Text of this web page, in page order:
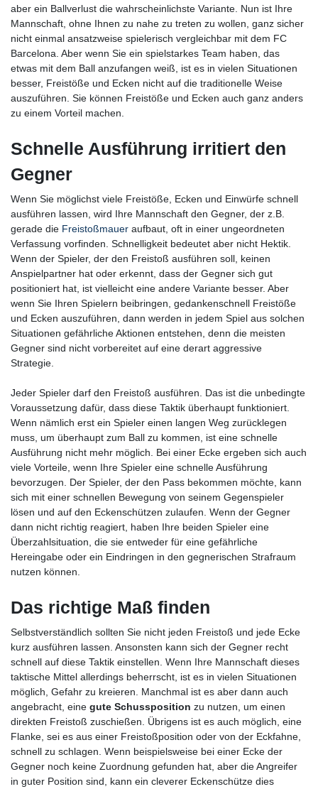
aber ein Ballverlust die wahrscheinlichste Variante. Nun ist Ihre
Mannschaft, ohne Ihnen zu nahe zu treten zu wollen, ganz sicher
nicht einmal ansatzweise spielerisch vergleichbar mit dem FC
Barcelona. Aber wenn Sie ein spielstarkes Team haben, das
etwas mit dem Ball anzufangen weiß, ist es in vielen Situationen
besser, Freistöße und Ecken nicht auf die traditionelle Weise
auszuführen. Sie können Freistöße und Ecken auch ganz anders
zu einem Vorteil machen.
Schnelle Ausführung irritiert den
Gegner
Wenn Sie möglichst viele Freistöße, Ecken und Einwürfe schnell
ausführen lassen, wird Ihre Mannschaft den Gegner, der z.B.
gerade die Freistoßmauer aufbaut, oft in einer ungeordneten
Verfassung vorfinden. Schnelligkeit bedeutet aber nicht Hektik.
Wenn der Spieler, der den Freistoß ausführen soll, keinen
Anspielpartner hat oder erkennt, dass der Gegner sich gut
positioniert hat, ist vielleicht eine andere Variante besser. Aber
wenn Sie Ihren Spielern beibringen, gedankenschnell Freistöße
und Ecken auszuführen, dann werden in jedem Spiel aus solchen
Situationen gefährliche Aktionen entstehen, denn die meisten
Gegner sind nicht vorbereitet auf eine derart aggressive
Strategie.
Jeder Spieler darf den Freistoß ausführen. Das ist die unbedingte
Voraussetzung dafür, dass diese Taktik überhaupt funktioniert.
Wenn nämlich erst ein Spieler einen langen Weg zurücklegen
muss, um überhaupt zum Ball zu kommen, ist eine schnelle
Ausführung nicht mehr möglich. Bei einer Ecke ergeben sich auch
viele Vorteile, wenn Ihre Spieler eine schnelle Ausführung
bevorzugen. Der Spieler, der den Pass bekommen möchte, kann
sich mit einer schnellen Bewegung von seinem Gegenspieler
lösen und auf den Eckenschützen zulaufen. Wenn der Gegner
dann nicht richtig reagiert, haben Ihre beiden Spieler eine
Überzahlsituation, die sie entweder für eine gefährliche
Hereingabe oder ein Eindringen in den gegnerischen Strafraum
nutzen können.
Das richtige Maß finden
Selbstverständlich sollten Sie nicht jeden Freistoß und jede Ecke
kurz ausführen lassen. Ansonsten kann sich der Gegner recht
schnell auf diese Taktik einstellen. Wenn Ihre Mannschaft dieses
taktische Mittel allerdings beherrscht, ist es in vielen Situationen
möglich, Gefahr zu kreieren. Manchmal ist es aber dann auch
angebracht, eine gute Schussposition zu nutzen, um einen
direkten Freistoß zuschießen. Übrigens ist es auch möglich, eine
Flanke, sei es aus einer Freistoßposition oder von der Eckfahne,
schnell zu schlagen. Wenn beispielsweise bei einer Ecke der
Gegner noch keine Zuordnung gefunden hat, aber die Angreifer
in guter Position sind, kann ein cleverer Eckenschütze dies